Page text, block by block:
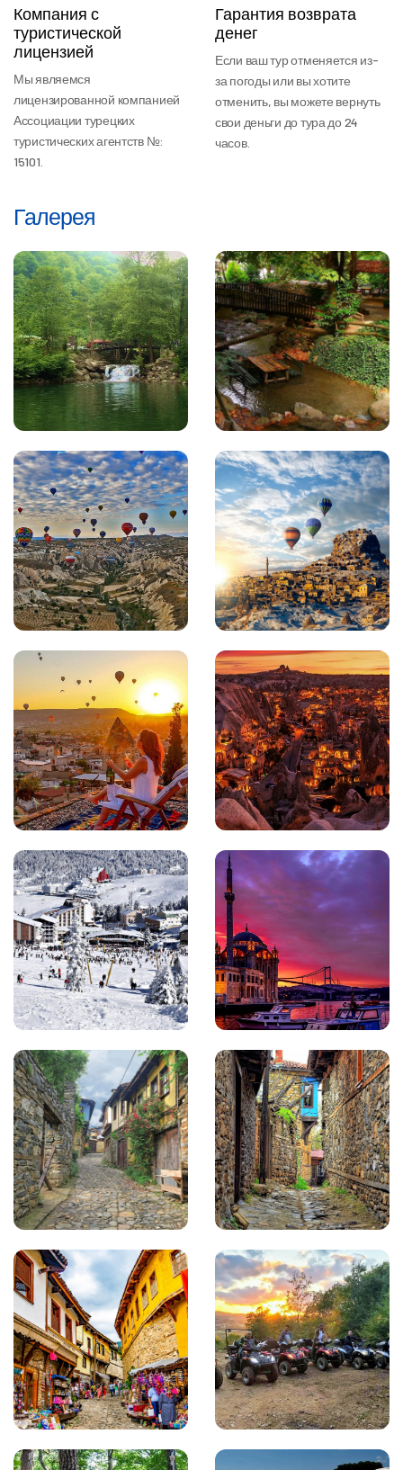
Компания с
туристической
лицензией
Мы являемся
лицензированной компанией
Ассоциации турецких
туристических агентств №:
15101.
Гарантия возврата
денег
Если ваш тур отменяется из-
за погоды или вы хотите
отменить, вы можете вернуть
свои деньги до тура до 24
часов.
Галерея